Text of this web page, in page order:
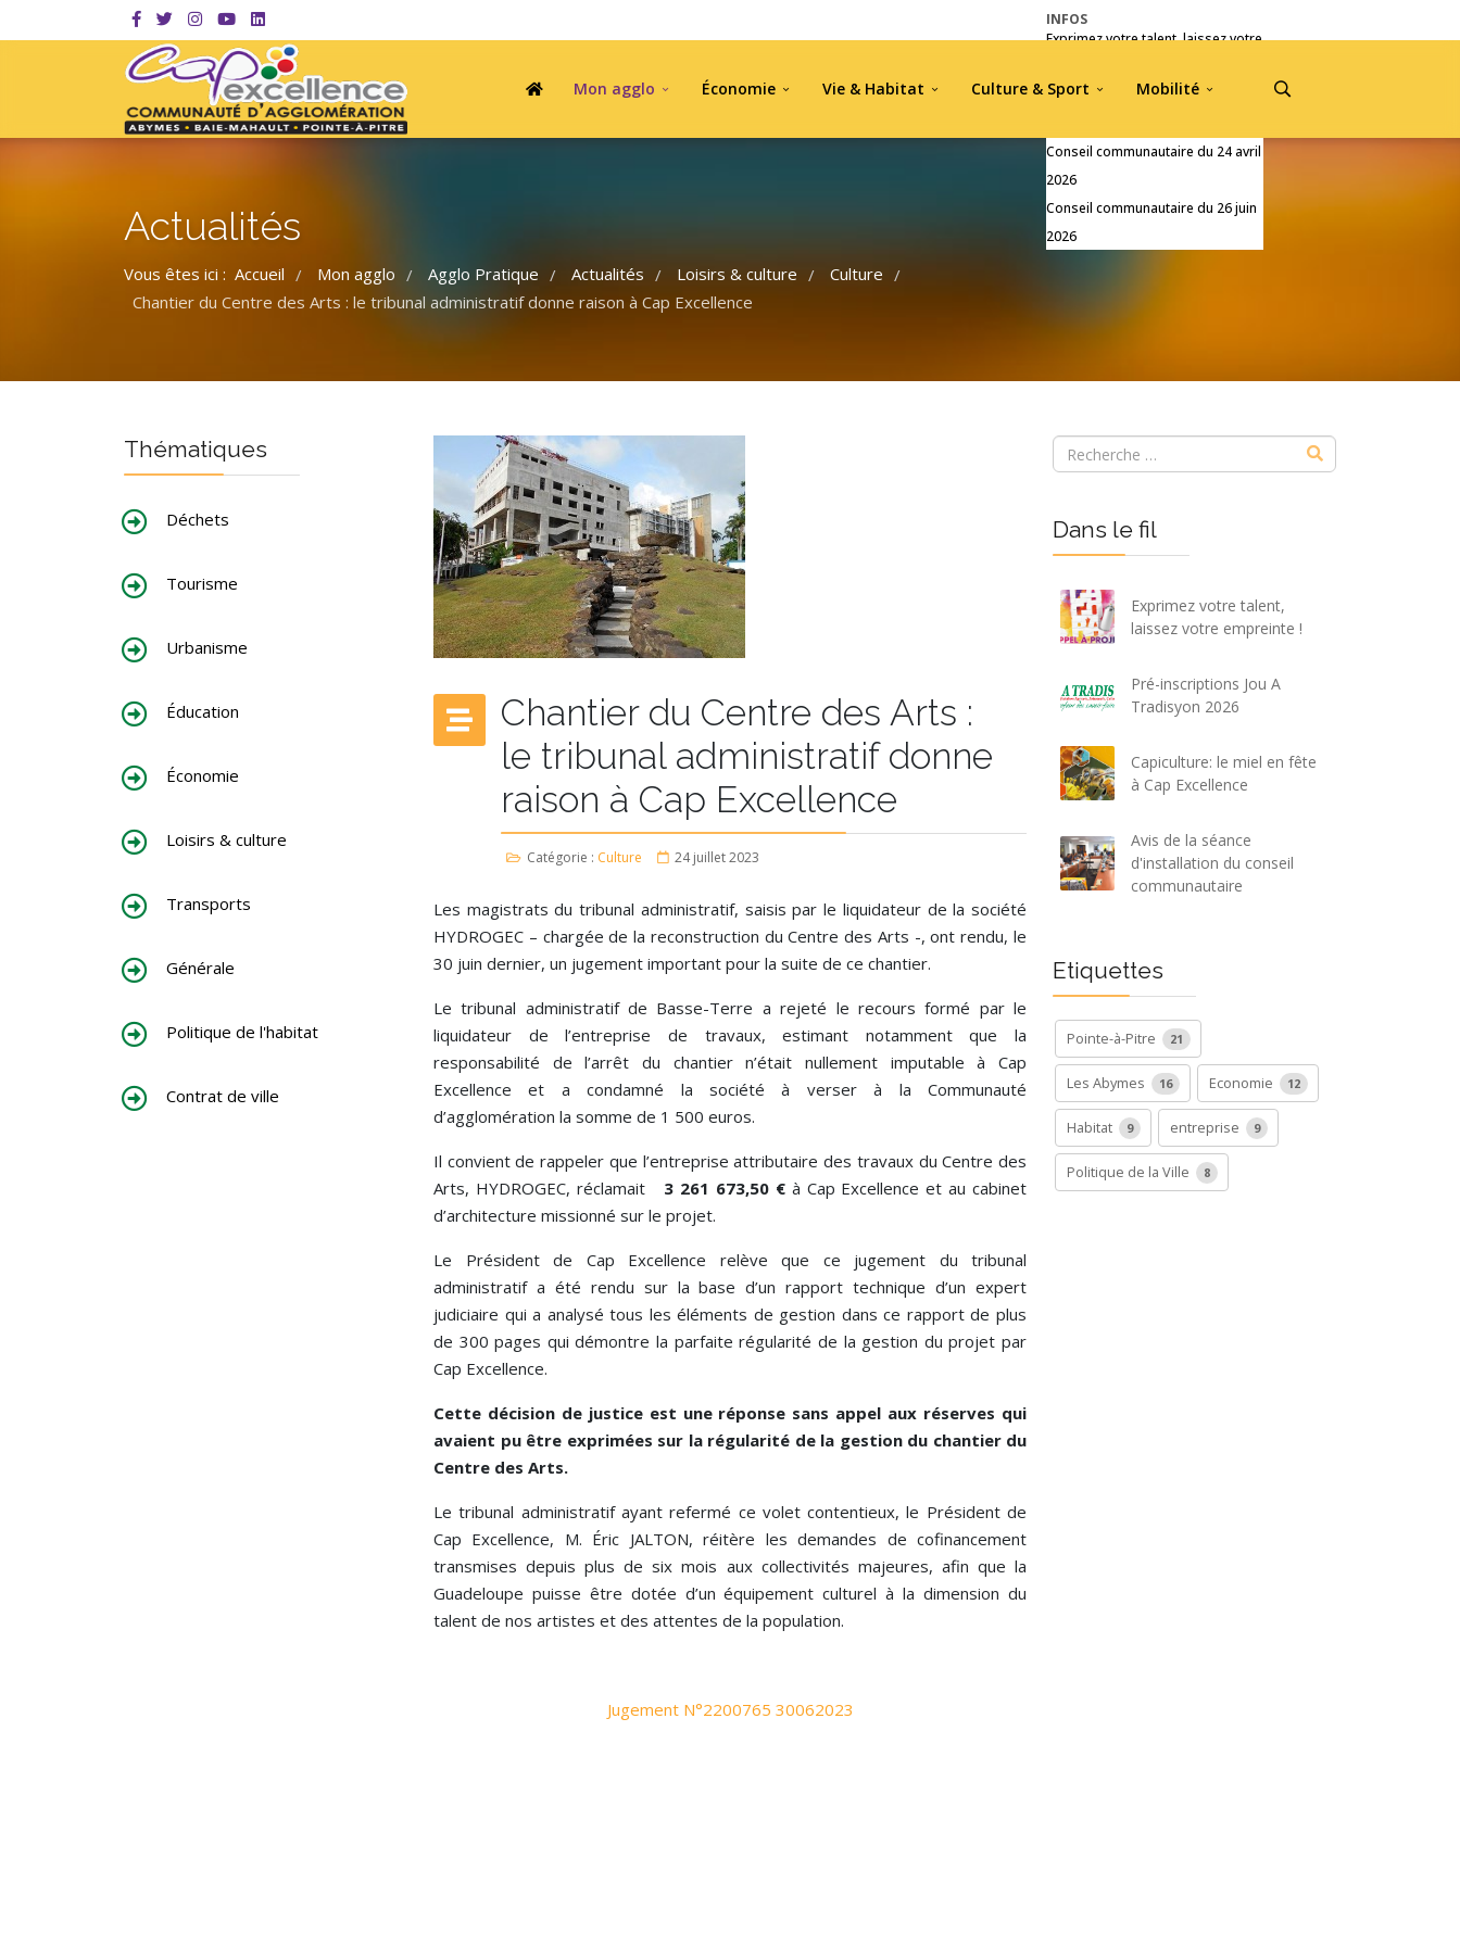
INFOS
Exprimez votre talent, laissez votre
Pré-inscriptions Jou A Tradisyon
Conseil communautaire du 24 avril
2026
Conseil communautaire du 26 juin
2026
Mon agglo Économie Vie & Habitat Culture & Sport Mobilité
Actualités
Vous êtes ici : Accueil / Mon agglo / Agglo Pratique / Actualités / Loisirs & culture / Culture /
Chantier du Centre des Arts : le tribunal administratif donne raison à Cap Excellence
Thématiques
Déchets
Tourisme
Urbanisme
Éducation
Économie
Loisirs & culture
Transports
Générale
Politique de l'habitat
Contrat de ville
Chantier du Centre des Arts :
le tribunal administratif donne
raison à Cap Excellence
Catégorie : Culture 24 juillet 2023
Les magistrats du tribunal administratif, saisis par le liquidateur de la société
HYDROGEC – chargée de la reconstruction du Centre des Arts -, ont rendu, le
30 juin dernier, un jugement important pour la suite de ce chantier.
Le tribunal administratif de Basse-Terre a rejeté le recours formé par le
liquidateur de l’entreprise de travaux, estimant notamment que la
responsabilité de l’arrêt du chantier n’était nullement imputable à Cap
Excellence et a condamné la société à verser à la Communauté
d’agglomération la somme de 1 500 euros.
Il convient de rappeler que l’entreprise attributaire des travaux du Centre des
Arts, HYDROGEC, réclamait 3 261 673,50 €à Cap Excellence et au cabinet
d’architecture missionné sur le projet.
Le Président de Cap Excellence relève que ce jugement du tribunal
administratif a été rendu sur la base d’un rapport technique d’un expert
judiciaire qui a analysé tous les éléments de gestion dans ce rapport de plus
de 300 pages qui démontre la parfaite régularité de la gestion du projet par
Cap Excellence.
Cette décision de justice est une réponse sans appel aux réserves qui
avaient pu être exprimées sur la régularité de la gestion du chantier du
Centre des Arts.
Le tribunal administratif ayant refermé ce volet contentieux, le Président de
Cap Excellence, M. Éric JALTON, réitère les demandes de cofinancement
transmises depuis plus de six mois aux collectivités majeures, afin que la
Guadeloupe puisse être dotée d’un équipement culturel à la dimension du
talent de nos artistes et des attentes de la population.
Jugement N°2200765 30062023
Dans le fil
Exprimez votre talent,
laissez votre empreinte !
Pré-inscriptions Jou A
Tradisyon 2026
Capiculture: le miel en fête
à Cap Excellence
Avis de la séance
d'installation du conseil
communautaire
Etiquettes
Pointe-à-Pitre 21
Les Abymes 16 Economie 12
Habitat 9 entreprise 9
Politique de la Ville 8